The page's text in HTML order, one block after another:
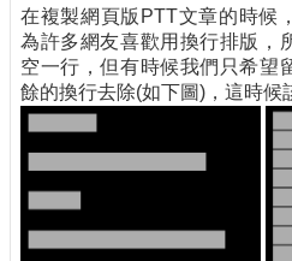
訂
閱/
取
消
站
導
覽
最
在複製網頁版PTT文章的時候
為許多網友喜歡用換行排版，
空一行，但有時候我們只希望
餘的換行去除(如下圖)，這時候